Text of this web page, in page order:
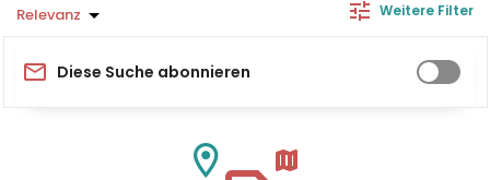
Relevanz Weitere Filter
Diese Suche abonnieren